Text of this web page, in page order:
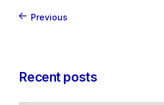
Previous
Recent posts